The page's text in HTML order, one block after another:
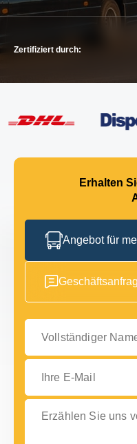
Zertifiziert durch:
Erhalten
Angebot für
Vollständiger Name
Ihre E-Mail
Erzählen Sie uns von